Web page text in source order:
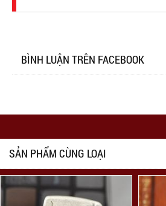
BÌNH LUẬN TRÊN FACEBOOK
SẢN PHẨM CÙNG LOẠI